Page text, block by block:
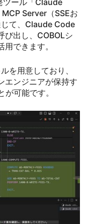
ール「Claude
Server（SSEお
て、Claude Code
び出し、COBOLシ
できます。
を用意しており、
エンジニアが保持す
可能です。